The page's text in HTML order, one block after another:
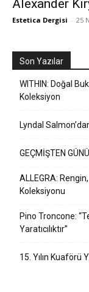
Alexander
Estetica Dergisi - 25
Son Yazılar
WITHIN: Doğal
Koleksiyon
Lyndal
GEÇMİŞTEN
ALLEGRA:
Koleksiyonu
Pino Troncone:
Yaratıcılıktır”
15. Yılın Kuaförü